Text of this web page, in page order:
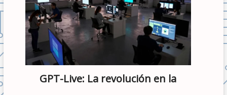
GPT-Live: La revolución en la